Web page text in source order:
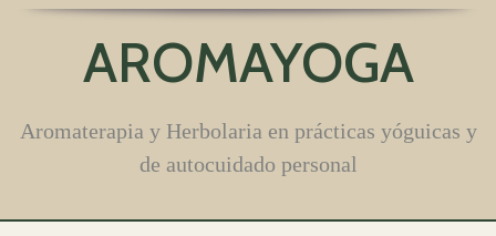
AROMAYOGA
Aromaterapia y Herbolaria en prácticas yóguicas y
de autocuidado personal